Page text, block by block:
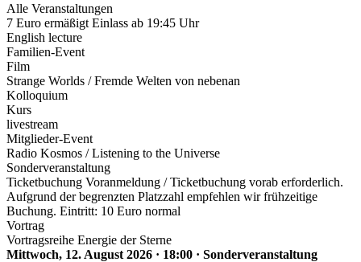
Alle Veranstaltungen
7 Euro ermäßigt Einlass ab 19:45 Uhr
English lecture
Familien-Event
Film
Strange Worlds / Fremde Welten von nebenan
Kolloquium
Kurs
livestream
Mitglieder-Event
Radio Kosmos / Listening to the Universe
Sonderveranstaltung
Ticketbuchung Voranmeldung / Ticketbuchung vorab erforderlich.
Aufgrund der begrenzten Platzzahl empfehlen wir frühzeitige
Buchung. Eintritt: 10 Euro normal
Vortrag
Vortragsreihe Energie der Sterne
Mittwoch, 12. August 2026 · 18:00 · Sonderveranstaltung